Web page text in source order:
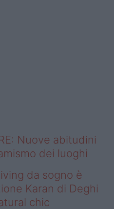
Nuove abitudini
dei luoghi
da sogno è
Karan di Deghi
chic